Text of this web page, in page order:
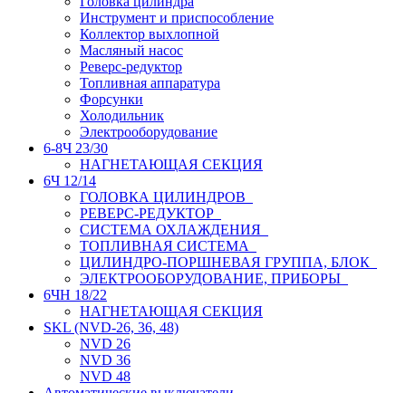
Инструмент и приспособление
Коллектор выхлопной
Масляный насос
Реверс-редуктор
Топливная аппаратура
Форсунки
Холодильник
Электрооборудование
6-8Ч 23/30
НАГНЕТАЮЩАЯ СЕКЦИЯ
6Ч 12/14
ГОЛОВКА ЦИЛИНДРОВ
РЕВЕРС-РЕДУКТОР
СИСТЕМА ОХЛАЖДЕНИЯ
ТОПЛИВНАЯ СИСТЕМА
ЦИЛИНДРО-ПОРШНЕВАЯ ГРУППА, БЛОК
ЭЛЕКТРООБОРУДОВАНИЕ, ПРИБОРЫ
6ЧН 18/22
НАГНЕТАЮЩАЯ СЕКЦИЯ
SKL (NVD-26, 36, 48)
NVD 26
NVD 36
NVD 48